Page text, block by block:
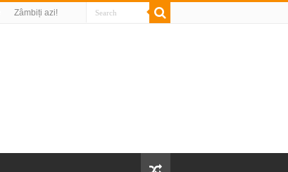
Zâmbiți azi!